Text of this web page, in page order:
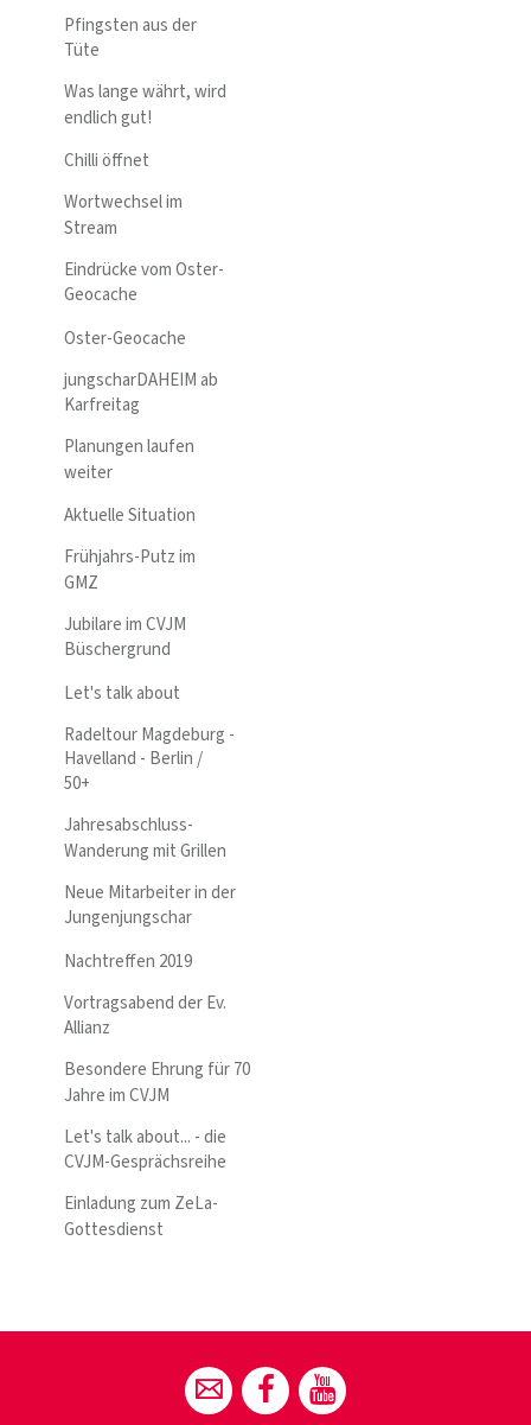
Pfingsten aus der
Tüte
Was lange währt, wird
endlich gut!
Chilli öffnet
Wortwechsel im
Stream
Eindrücke vom Oster-
Geocache
Oster-Geocache
jungscharDAHEIM ab
Karfreitag
Planungen laufen
weiter
Aktuelle Situation
Frühjahrs-Putz im
GMZ
Jubilare im CVJM
Büschergrund
Let's talk about
Radeltour Magdeburg -
Havelland - Berlin /
50+
Jahresabschluss-
Wanderung mit Grillen
Neue Mitarbeiter in der
Jungenjungschar
Nachtreffen 2019
Vortragsabend der Ev.
Allianz
Besondere Ehrung für 70
Jahre im CVJM
Let's talk about... - die
CVJM-Gesprächsreihe
Einladung zum ZeLa-
Gottesdienst